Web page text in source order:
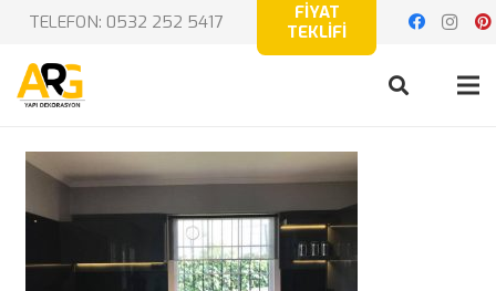
TELEFON: 0532 252 5417
FİYAT
TEKLİFİ